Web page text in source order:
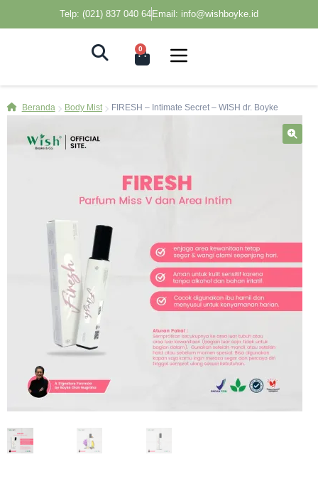
Telp: (021) 837 040 64 Email: info@wishboyke.id
0
Beranda Body Mist FIRESH – Intimate Secret – WISH dr. Boyke